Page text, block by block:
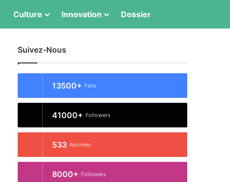
Culture Innovation Dossier
Suivez-Nous
13500+ Fans
41000+ Followers
533 Abonnés
8000+ Followers